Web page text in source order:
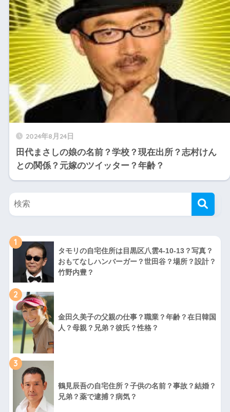
2024年8月24日
田代まさしの娘の名前？学校？現在出所？志村けん
との関係？元嫁のツイッター？年齢？
1
タモリの自宅住所は目黒区八雲4-10-13？写真？
おもてなしハンバーガー？世田谷？場所？設計？
竹野内豊？
2
金田久美子の父親の仕事？職業？年齢？在日韓国
人？母親？兄弟？彼氏？性格？
3
鶴見辰吾の自宅住所？子供の名前？事故？結婚？
兄弟？薬で逮捕？病気？